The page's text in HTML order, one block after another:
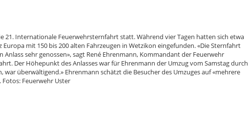
21. Internationale Feuerwehrsternfahrt statt. Während vier Tagen hatten sich etwa
mit 150 bis 200 alten Fahrzeugen in Wetzikon eingefunden. «Die Sternfahrt
sehr genossen», sagt René Ehrenmann, Kommandant der Feuerwehr
Der Höhepunkt des Anlasses war für Ehrenmann der Umzug vom Samstag durch
war überwältigend.» Ehrenmann schätzt die Besucher des Umzuges auf «mehrere
Fotos: Feuerwehr Uster